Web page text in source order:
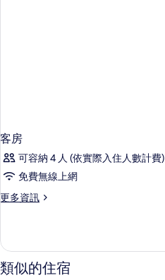
客房
可容納 4 人 (依實際入住人數計費)
免費無線上網
更多資訊
更
的
詳
情
類似的住宿